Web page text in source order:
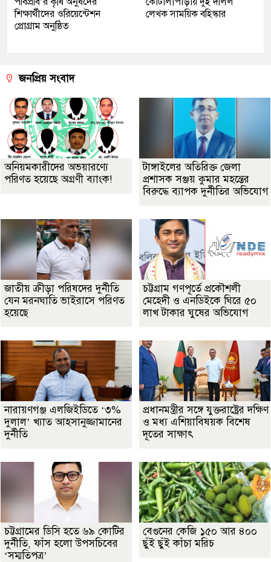
শিক্ষার্থীদের ওরিয়েন্টেশন
প্রোগ্রাম অনুষ্ঠিত
লেখক সাময়িক বহিস্কার
জনপ্রিয় সংবাদ
অনিয়মকারীদের অভয়ারণ্যে
পরিণত হয়েছে অগ্রণী ব্যাংক!
টাঙ্গাইলের অতিরিক্ত জেলা
প্রশাসক সঞ্জয় কুমার মহন্তের
বিরুদ্ধে ব্যাপক দুর্নীতির অভিযোগ
জাতীয় ক্রীড়া পরিষদের দুর্নীতি
যেন মরনঘাতি ভাইরাসে পরিণত
হয়েছে
চট্টগ্রাম গণপূর্তে প্রকৌশলী
মেহেদী ও এনডিইকে ঘিরে ৫০
লাখ টাকার ঘুষের অভিযোগ
নারায়ণগঞ্জ এলজিইডিতে ‘৩%
দুলাল’ খ্যাত আহসানুজ্জামানের
দুর্নীতি
প্রধানমন্ত্রীর সঙ্গে যুক্তরাষ্ট্রের দক্ষিণ
ও মধ্য এশিয়াবিষয়ক বিশেষ
দূতের সাক্ষাৎ
চট্টগ্রামের ডিসি হতে ৬৯ কোটির
দুর্নীতি, ফাঁস হলো উপসচিবের
‘সম্মতিপত্র’
বেগুনের কেজি ১৫০ আর ৪০০
ছুঁই ছুঁই কাঁচা মরিচ